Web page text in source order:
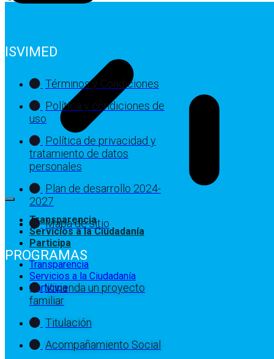
Transparencia
Servicios a la Ciudadanía
Participa
Transparencia
Servicios a la Ciudadanía
Participa
ISVIMED
Términos y Condiciones
Política y condiciones de
uso
Política de privacidad y
tratamiento de datos
personales
Plan de desarrollo 2024-
2027
Mapa de sitio
PROGRAMAS
Vivienda un proyecto
familiar
Titulación
Acompañamiento Social